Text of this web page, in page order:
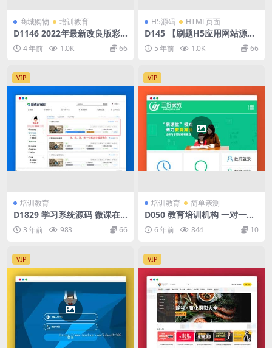
商城购物 培训教育
D1146 2022年最新改良版彩
虹代刷知识付费模板系统
4 年前 1.0K 66
H5源码 HTML页面
D145 【刷题H5应用网站源
码】无后端无数据库轻量化部
署简单+四种刷题模式
5 年前 1.0K 66
VIP
培训教育
D1829 学习系统源码 微课在
线学习系统源码 教学管理平台
源码3 年前 983 66
VIP
培训教育 简单亲测
D050 教育培训机构 一对一教
育 家教系统源码
6 年前 844 10
VIP VIP